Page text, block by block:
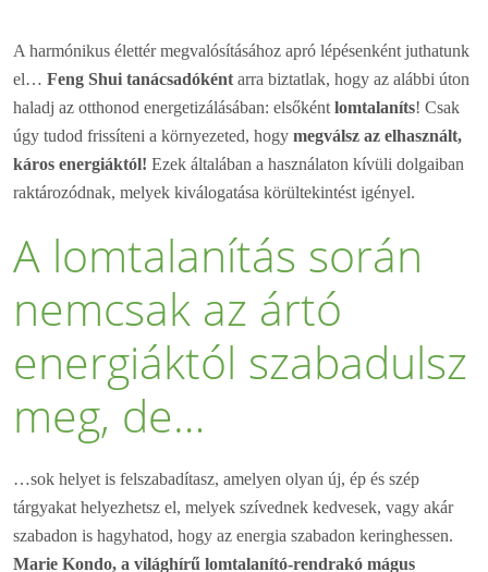
A harmónikus élettér megvalósításához apró lépésenként juthatunk
el… Feng Shui tanácsadóként arra biztatlak, hogy az alábbi úton
haladj az otthonod energetizálásában: elsőként lomtalaníts! Csak
úgy tudod frissíteni a környezeted, hogy megválsz az elhasznált,
káros energiáktól! Ezek általában a használaton kívüli dolgaiban
raktározódnak, melyek kiválogatása körültekintést igényel.
A lomtalanítás során
nemcsak az ártó
energiáktól szabadulsz
meg, de…
…sok helyet is felszabadítasz, amelyen olyan új, ép és szép
tárgyakat helyezhetsz el, melyek szívednek kedvesek, vagy akár
szabadon is hagyhatod, hogy az energia szabadon keringhessen.
Marie Kondo, a világhírű lomtalanító-rendrakó mágus